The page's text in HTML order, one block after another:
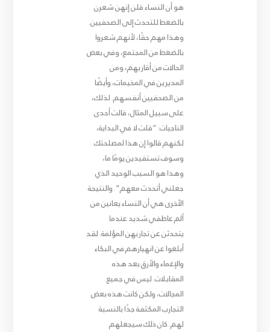
هو أن النساء قلن إنهن شعرن
بالضغط للتحدث إلى الصحفيين.
وهذا مهم حقًا، لأنهم شعروا
بالضغط من المجتمع، وفي بعض
الحالات من أقاربهم، ومن
المديرين في المخيمات، وأيضًا
من الصحفيين أنفسهم. لذلك،
على سبيل المثال، قالت أحدى
الناجيات: “قلت لا في البداية،
لكنهم قالوا إن هذا لمصلحتك
وسوف تستفيدين يومًا ما،
وهذا هو السبب الوحيد الذي
جعلني أتحدث معهم”. والنتيجة
الأخرى هي أن النساء يعانين من
ألم عاطفي شديد عندما
يتحدثن عن تجاربهن المؤلمة. لقد
أبلغوا عن انهيارهم في البكاء
والإغماء والأرق بعد هذه
المقابلات. ليس في جميع
المجالات، ولكن كانت هذه بعض
التجارب المكثفة جدًا بالنسبة
لهم. كان ذلك سيجعلهم